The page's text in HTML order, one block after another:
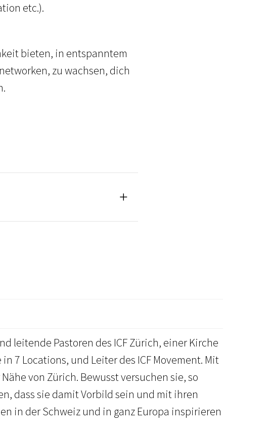
etc.).
bieten, in entspanntem
zu wachsen, dich
leitende Pastoren des ICF Zürich, einer Kirche
7 Locations, und Leiter des ICF Movement. Mit
von Zürich. Bewusst versuchen sie, so
dass sie damit Vorbild sein und mit ihren
in der Schweiz und in ganz Europa inspirieren